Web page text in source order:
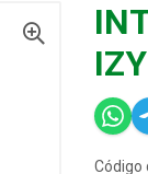
IZY
Código